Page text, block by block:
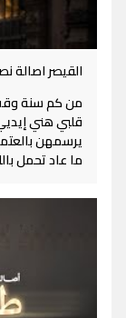
القيصر اصالة
من كم سنة
قلبي هني
يرسمهن
ما عاد تحمل